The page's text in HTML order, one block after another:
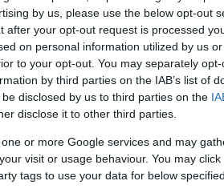
by us, please use the below opt-out
after your opt-out request is processed
on personal information utilized by us
to your opt-out. You may separately
by third parties on the IAB’s list of
disclosed by us to third parties on the
disclose it to other third parties.
or more Google services and may
visit or usage behaviour. You may
tags to use your data for below
τους ανθρώπους. Το έξω ήταν
σου δίνει τα εφόδια να
άνθρωπος όταν μπαίνει σε
ρεπόρτερ και αμείβεται
και να έχει νόημα
ζωή, είναι να φτάσει σε μια